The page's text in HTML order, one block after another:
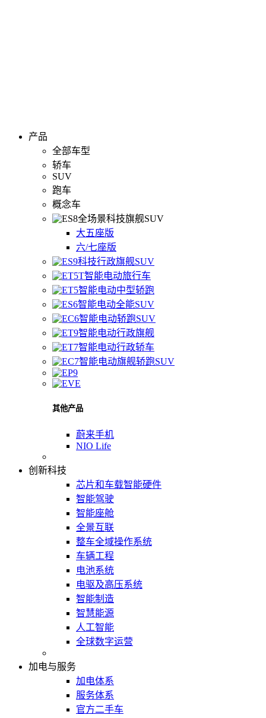
产品
全部车型
轿车
SUV
跑车
概念车
全场景科技旗舰SUV
大五座版
六/七座版
科技行政旗舰SUV
智能电动旅行车
智能电动中型轿跑
智能电动全能SUV
智能电动轿跑SUV
智能电动行政旗舰
智能电动行政轿车
智能电动旗舰轿跑SUV
其他产品
蔚来手机
NIO Life
创新科技
芯片和车载智能硬件
智能驾驶
智能座舱
全景互联
整车全域操作系统
车辆工程
电池系统
电驱及高压系统
智能制造
智慧能源
人工智能
全球数字运营
加电与服务
加电体系
服务体系
官方二手车